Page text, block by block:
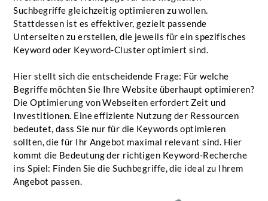
Suchbegriffe gleichzeitig optimieren zu wollen.
Stattdessen ist es effektiver, gezielt passende
Unterseiten zu erstellen, die jeweils für ein spezifisches
Keyword oder Keyword-Cluster optimiert sind.
Hier stellt sich die entscheidende Frage: Für welche
Begriffe möchten Sie Ihre Website überhaupt optimieren?
Die Optimierung von Webseiten erfordert Zeit und
Investitionen. Eine effiziente Nutzung der Ressourcen
bedeutet, dass Sie nur für die Keywords optimieren
sollten, die für Ihr Angebot maximal relevant sind. Hier
kommt die Bedeutung der richtigen Keyword-Recherche
ins Spiel: Finden Sie die Suchbegriffe, die ideal zu Ihrem
Angebot passen.